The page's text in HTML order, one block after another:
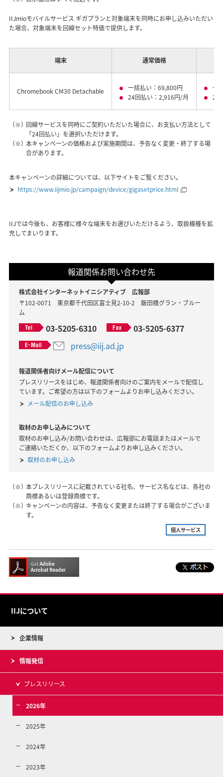
IIJmioモバイルサービス ギガプランと対象端末を同時にお申し込みいただい
た場合、対象端末を回線セット特価で提供します。
端末 通常価格
Chromebook CM30 Detachable
一括払い：69,800円
24回払い：2,916円/月
一
24
（※）回線サービスを同時にご契約いただいた場合に、お支払い方法として
「24回払い」を選択いただけます。
（※）本キャンペーンの価格および実施期間は、予告なく変更・終了する場
合があります。
本キャンペーンの詳細については、以下サイトをご覧ください。
https://www.iijmio.jp/campaign/device/gigasetprice.html
IIJでは今後も、お客様に様々な端末をお選びいただけるよう、取扱機種を拡
充してまいります。
報道関係お問い合わせ先
株式会社インターネットイニシアティブ 広報部
〒102-0071 東京都千代田区富士見2-10-2 飯田橋グラン・ブルー
ム
03-5205-6310
03-5205-6377
press@iij.ad.jp
報道関係者向けメール配信について
プレスリリースをはじめ、報道関係者向けのご案内をメールで配信し
ています。ご希望の方は以下のフォームよりお申し込みください。
メール配信のお申し込み
取材のお申し込みについて
取材のお申し込み/お問い合わせは、広報部にお電話またはメールで
ご連絡いただくか、以下のフォームよりお申し込みください。
取材のお申し込み
（※）本プレスリリースに記載されている社名、サービス名などは、各社の
商標あるいは登録商標です。
（※）キャンペーンの内容は、予告なく変更または終了する場合がございま
す。
個人サービス
IIJについて
企業情報
情報発信
プレスリリース
2026年
2025年
2024年
2023年